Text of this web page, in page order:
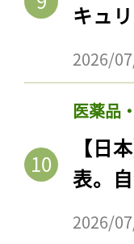
キュ
2026/
医薬品
【日
表。
2026/